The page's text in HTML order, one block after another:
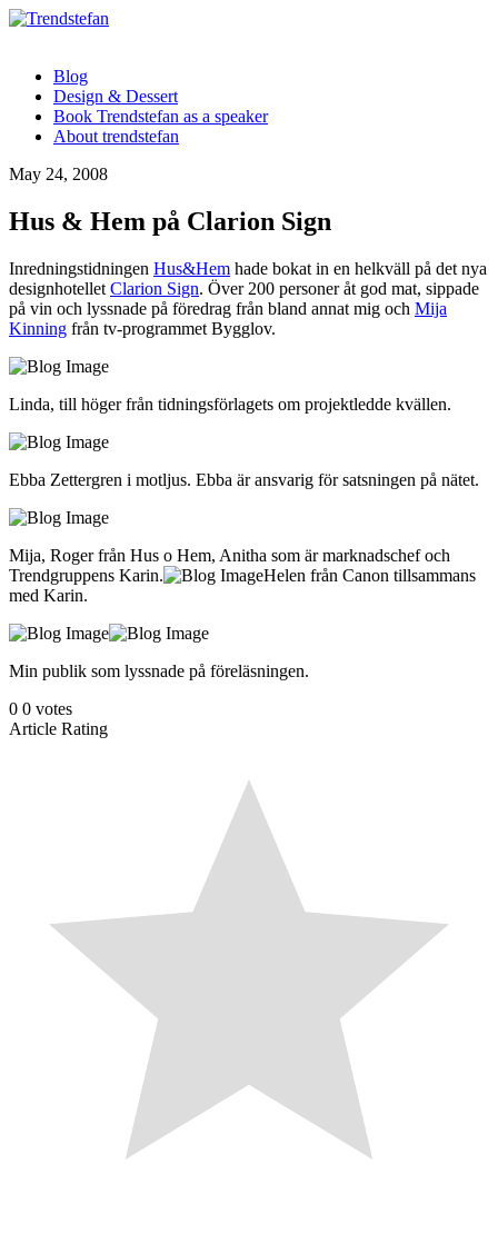
Blog
Design & Dessert
Book Trendstefan as a speaker
About trendstefan
May 24, 2008
Hus & Hem på Clarion Sign
Inredningstidningen Hus&Hem hade bokat in en helkväll på det nya
designhotellet Clarion Sign. Över 200 personer åt god mat, sippade
på vin och lyssnade på föredrag från bland annat mig och Mija
Kinning från tv-programmet Bygglov.
Linda, till höger från tidningsförlagets om projektledde kvällen.
Ebba Zettergren i motljus. Ebba är ansvarig för satsningen på nätet.
Mija, Roger från Hus o Hem, Anitha som är marknadschef och
Trendgruppens Karin.
Helen från Canon tillsammans
med Karin.
Min publik som lyssnade på föreläsningen.
0 0 votes
Article Rating